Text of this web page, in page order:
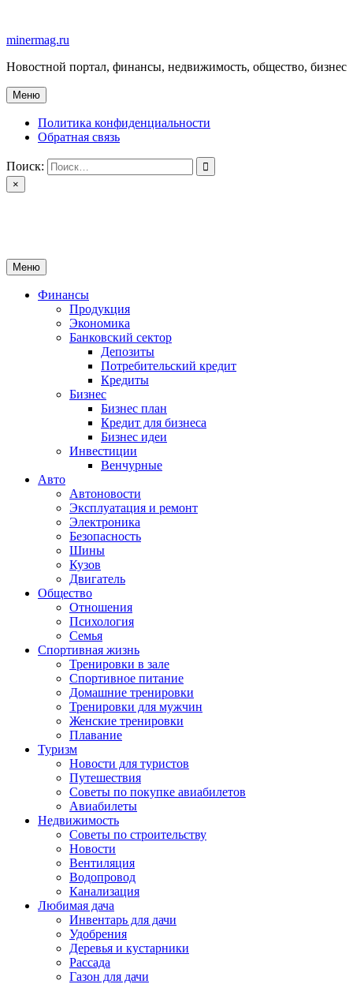
содержимому
minermag.ru
Новостной портал, финансы, недвижимость, общество, бизнес
Меню
Политика конфиденциальности
Обратная связь
Поиск:
×
Меню
Финансы
Продукция
Экономика
Банковский сектор
Депозиты
Потребительский кредит
Кредиты
Бизнес
Бизнес план
Кредит для бизнеса
Бизнес идеи
Инвестиции
Венчурные
Авто
Автоновости
Эксплуатация и ремонт
Электроника
Безопасность
Шины
Кузов
Двигатель
Общество
Отношения
Психология
Семья
Спортивная жизнь
Тренировки в зале
Спортивное питание
Домашние тренировки
Тренировки для мужчин
Женские тренировки
Плавание
Туризм
Новости для туристов
Путешествия
Советы по покупке авиабилетов
Авиабилеты
Недвижимость
Советы по строительству
Новости
Вентиляция
Водопровод
Канализация
Любимая дача
Инвентарь для дачи
Удобрения
Деревья и кустарники
Рассада
Газон для дачи